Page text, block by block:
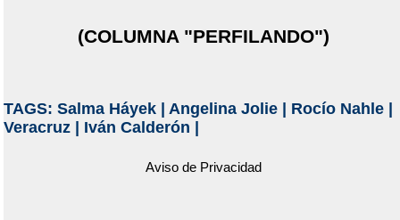
(COLUMNA "PERFILANDO")
TAGS: Salma Háyek| Angelina Jolie| Rocío Nahle|
Veracruz| Iván Calderón
Aviso de Privacidad